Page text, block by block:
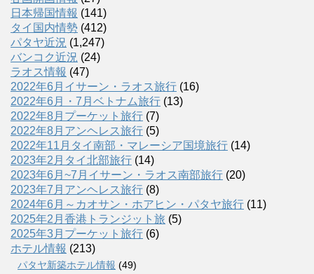
日本帰国情報 (141)
タイ国内情勢 (412)
パタヤ近況 (1,247)
バンコク近況 (24)
ラオス情報 (47)
2022年6月イサーン・ラオス旅行 (16)
2022年6月・7月ベトナム旅行 (13)
2022年8月プーケット旅行 (7)
2022年8月アンヘレス旅行 (5)
2022年11月タイ南部・マレーシア国境旅行 (14)
2023年2月タイ北部旅行 (14)
2023年6月~7月イサーン・ラオス南部旅行 (20)
2023年7月アンヘレス旅行 (8)
2024年6月～カオサン・ホアヒン・パタヤ旅行 (11)
2025年2月香港トランジット旅 (5)
2025年3月プーケット旅行 (6)
ホテル情報 (213)
パタヤ新築ホテル情報 (49)